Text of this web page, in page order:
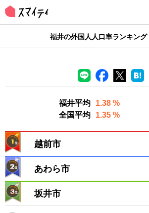
福井の外国人人口率ランキング
福井平均
1.38 %
全国平均
1.35 %
越前市
あわら市
坂井市